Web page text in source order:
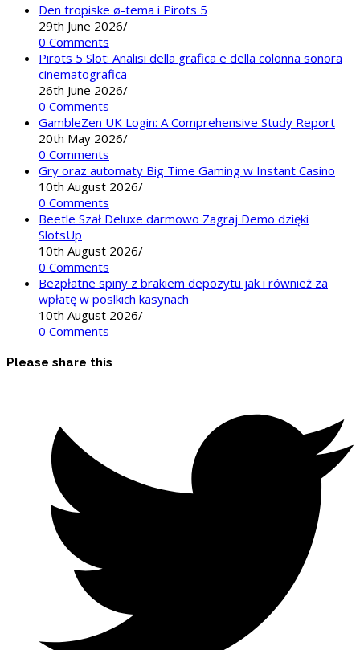
Den tropiske ø-tema i Pirots 5
29th June 2026/
0 Comments
Pirots 5 Slot: Analisi della grafica e della colonna sonora
cinematografica
26th June 2026/
0 Comments
GambleZen UK Login: A Comprehensive Study Report
20th May 2026/
0 Comments
Gry oraz automaty Big Time Gaming w Instant Casino
10th August 2026/
0 Comments
Beetle Szał Deluxe darmowo Zagraj Demo dzięki
SlotsUp
10th August 2026/
0 Comments
Bezpłatne spiny z brakiem depozytu jak i również za
wpłatę w poslkich kasynach
10th August 2026/
0 Comments
Please share this